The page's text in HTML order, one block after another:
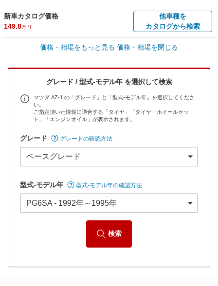
新車カタログ価格
149.8万円
他車種を
カタログから検索
車買取価格 *
車買取相場
全国平均の車検価格 *
45,550円
楽天Car車検で
店舗を検索
*当該価格は車種別の価格となります。
価格・相場をもっと見る 価格・相場を閉じる
グレード / 型式-モデル年 を選択して検索
マツダ AZ-1 の「グレード」と「型式-モデル年」を選択してくださ
い。
ご指定頂いた情報に適合する「タイヤ」「タイヤ・ホイールセッ
ト」「エンジンオイル」が表示されます。
グレード グレードの確認方法
型式-モデル年 型式-モデル年の確認方法
検索